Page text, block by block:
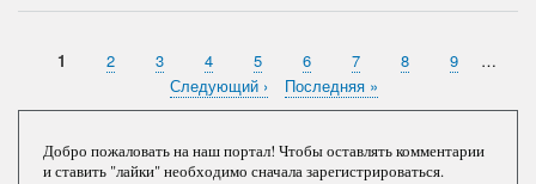
Палестины
«Махалляльная
Республика»
страниц
Текущая
1 Страница
2 Страница
3 Страница
4 Страница
5 Страница
6 Страница
7 Страница
8 Страница
9
…
Следующая
страница
Следующий ›
Последняя
страница
Последняя »
Добро пожаловать на наш портал! Чтобы оставлять комментарии
и ставить "лайки" необходимо сначала зарегистрироваться.